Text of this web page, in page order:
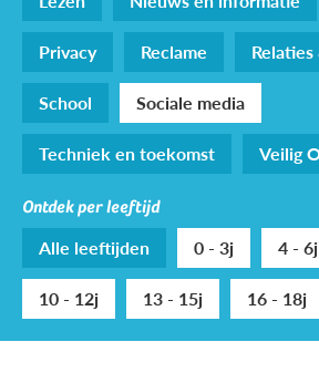
Privacy
Reclame
School
Sociale media
Techniek en toekomst
Veilig
Ontdek per leeftijd
Alle leeftijden 0 - 3j 4 - 6j
10 - 12j
13 - 15j 16 - 18j